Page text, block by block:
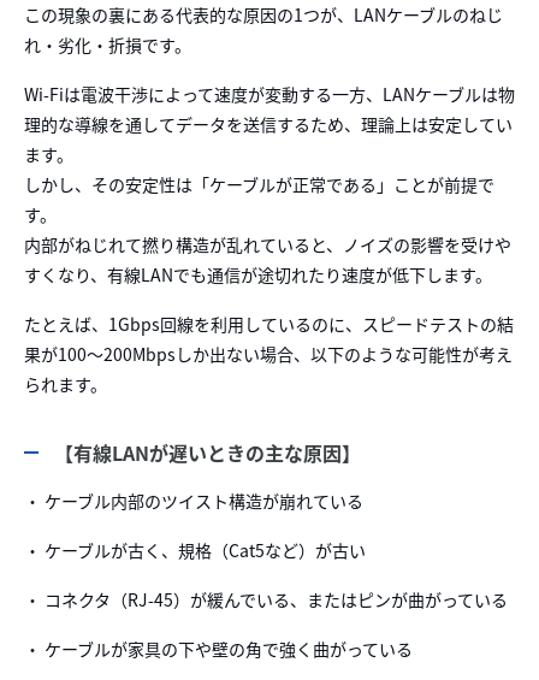
この現象の裏にある代表的な原因の1つが、LANケーブルのねじ
れ・劣化・折損です。
Wi-Fiは電波干渉によって速度が変動する一方、LANケーブルは物
理的な導線を通してデータを送信するため、理論上は安定してい
ます。
しかし、その安定性は「ケーブルが正常である」ことが前提で
す。
内部がねじれて撚り構造が乱れていると、ノイズの影響を受けや
すくなり、有線LANでも通信が途切れたり速度が低下します。
たとえば、1Gbps回線を利用しているのに、スピードテストの結
果が100〜200Mbpsしか出ない場合、以下のような可能性が考え
られます。
【有線LANが遅いときの主な原因】
・ ケーブル内部のツイスト構造が崩れている
・ ケーブルが古く、規格（Cat5など）が古い
・ コネクタ（RJ-45）が緩んでいる、またはピンが曲がっている
・ ケーブルが家具の下や壁の角で強く曲がっている